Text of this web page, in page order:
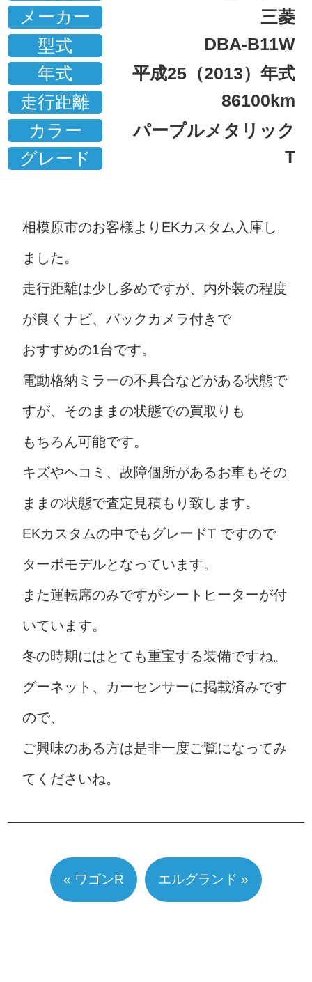
メーカー
三菱
型式
DBA-B11W
年式
平成25（2013）年式
走行距離
86100km
カラー
パープルメタリック
グレード
T
相模原市のお客様よりEKカスタム入庫し
ました。
走行距離は少し多めですが、内外装の程度
が良くナビ、バックカメラ付きで
おすすめの1台です。
電動格納ミラーの不具合などがある状態で
すが、そのままの状態での買取りも
もちろん可能です。
キズやヘコミ、故障個所があるお車もその
ままの状態で査定見積もり致します。
EKカスタムの中でもグレードT ですので
ターボモデルとなっています。
また運転席のみですがシートヒーターが付
いています。
冬の時期にはとても重宝する装備ですね。
グーネット、カーセンサーに掲載済みです
ので、
ご興味のある方は是非一度ご覧になってみ
てくださいね。
« ワゴンR エルグランド »